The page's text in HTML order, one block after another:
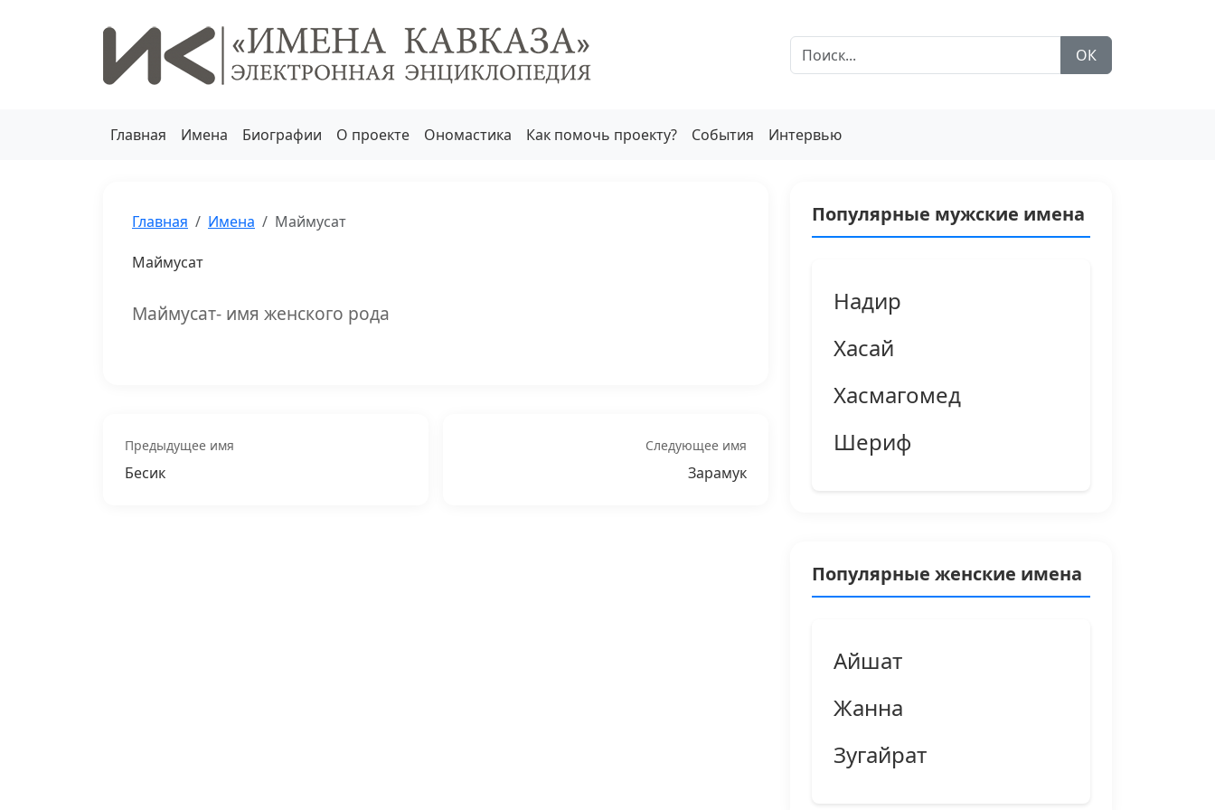
ОК
Главная Имена Биографии О проекте Ономастика Как помочь проекту? События Интервью
Главная Имена Маймусат
Маймусат
Маймусат- имя женского рода
Предыдущее имя
Бесик
Следующее имя
Зарамук
Популярные мужские имена
Надир
Хасай
Хасмагомед
Шериф
Популярные женские имена
Айшат
Жанна
Зугайрат